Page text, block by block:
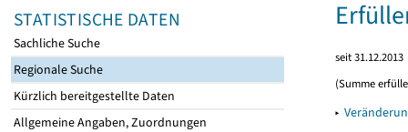
STATISTISCHE DATEN
Sachliche Suche
Regionale Suche
Kürzlich bereitgestellte Daten
Allgemeine Angaben, Zuordnungen
seit 31.12.2013
(Summe
▸